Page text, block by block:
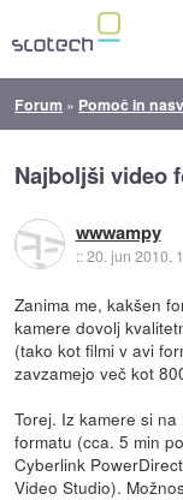
Forum » Pomoč in
Najboljši video
wwwampy
::20. jun 2010,
Zanima me, kakšen
kamere dovolj
(tako kot filmi v avi
zavzamejo več kot
Torej. Iz kamere si
formatu (cca. 5 min
Cyberlink
Video Studio).